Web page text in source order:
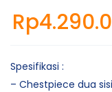
Rp
Spesifikasi :
– Chestpiece dua